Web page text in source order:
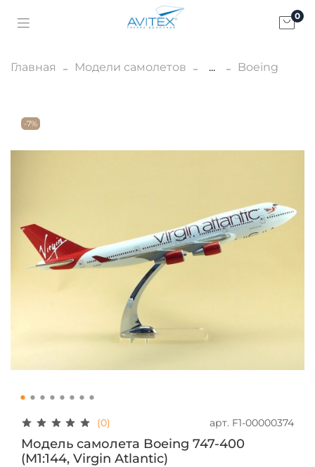
0
Главная Модели самолетов ... Boeing
-7%
(0) арт. F1-00000374
Модель самолета Boeing 747-400
(М1:144, Virgin Atlantic)